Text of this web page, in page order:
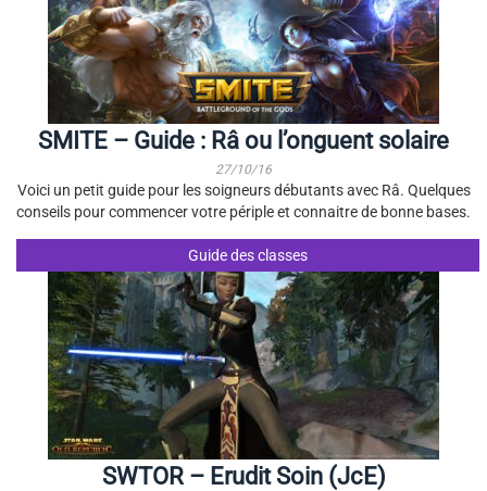
SMITE – Guide : Râ ou l’onguent solaire
27/10/16
Voici un petit guide pour les soigneurs débutants avec Râ. Quelques
conseils pour commencer votre périple et connaitre de bonne bases.
Guide des classes
SWTOR – Erudit Soin (JcE)